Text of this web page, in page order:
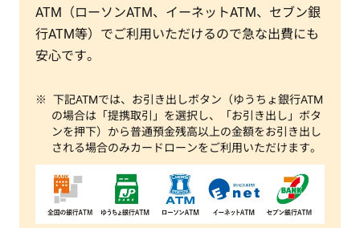
ATM（ローソンATM、イーネットATM、セブン銀
行ATM等）でご利用いただけるので急な出費にも
安心です。
下記ATMでは、お引き出しボタン（ゆうちょ銀行ATM
の場合は「提携取引」を選択し、「お引き出し」ボタ
ンを押下）から普通預金残高以上の金額をお引き出し
される場合のみカードローンをご利用いただけます。